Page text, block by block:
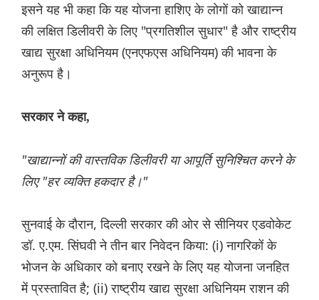
इसने यह भी कहा कि यह योजना हाशिए के लोगों को खाद्यान्न
की लक्षित डिलीवरी के लिए "प्रगतिशील सुधार" है और राष्ट्रीय
खाद्य सुरक्षा अधिनियम (एनएफएस अधिनियम) की भावना के
अनुरूप है।
सरकार ने कहा,
"खाद्यान्नों की वास्तविक डिलीवरी या आपूर्ति सुनिश्चित करने के
लिए "हर व्यक्ति हकदार है।"
सुनवाई के दौरान, दिल्ली सरकार की ओर से सीनियर एडवोकेट
डॉ. ए.एम. सिंघवी ने तीन बार निवेदन किया: (i) नागरिकों के
भोजन के अधिकार को बनाए रखने के लिए यह योजना जनहित
में प्रस्तावित है; (ii) राष्ट्रीय खाद्य सुरक्षा अधिनियम राशन की